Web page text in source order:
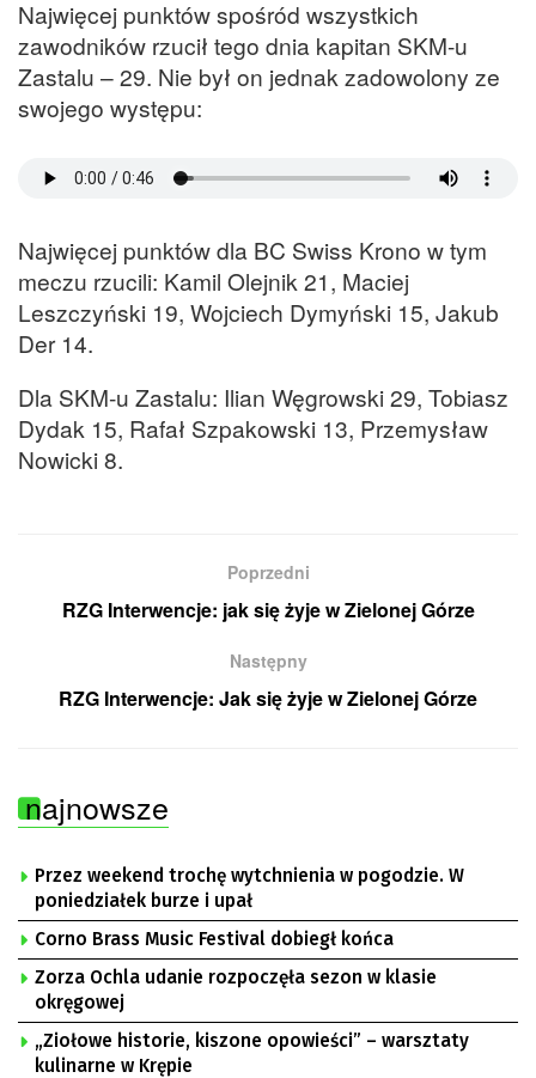
Najwięcej punktów spośród wszystkich
zawodników rzucił tego dnia kapitan SKM-u
Zastalu – 29. Nie był on jednak zadowolony ze
swojego występu:
Najwięcej punktów dla BC Swiss Krono w tym
meczu rzucili: Kamil Olejnik 21, Maciej
Leszczyński 19, Wojciech Dymyński 15, Jakub
Der 14.
Dla SKM-u Zastalu: Ilian Węgrowski 29, Tobiasz
Dydak 15, Rafał Szpakowski 13, Przemysław
Nowicki 8.
Poprzedni
RZG Interwencje: jak się żyje w Zielonej Górze
Następny
RZG Interwencje: Jak się żyje w Zielonej Górze
najnowsze
Przez weekend trochę wytchnienia w pogodzie. W
poniedziałek burze i upał
Corno Brass Music Festival dobiegł końca
Zorza Ochla udanie rozpoczęła sezon w klasie
okręgowej
„Ziołowe historie, kiszone opowieści” – warsztaty
kulinarne w Krępie